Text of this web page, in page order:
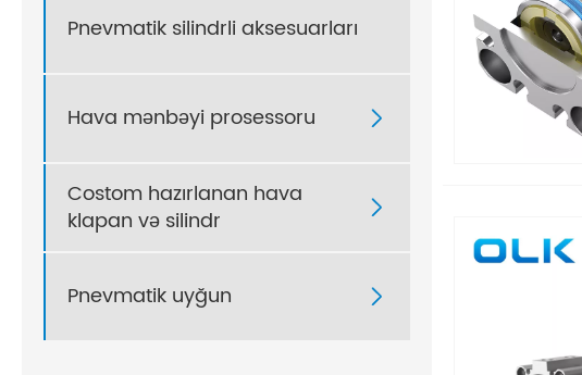
Pnevmatik silindrli aksesuarları
Hava mənbəyi prosessoru 
Costom hazırlanan hava
klapan və silindr

Pnevmatik uyğun 